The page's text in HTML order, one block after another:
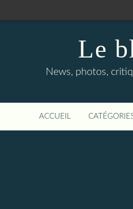
Le
News, photos,
ACCUEIL